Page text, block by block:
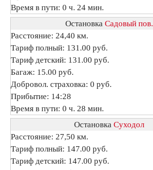
Время в пути: 0 ч. 24 мин.
Остановка Садовый пов.
Расстояние: 24,40 км.
Тариф полный: 131.00 руб.
Тариф детский: 131.00 руб.
Багаж: 15.00 руб.
Добровол. страховка: 0 руб.
Прибытие: 14:28
Время в пути: 0 ч. 28 мин.
Остановка Суходол
Расстояние: 27,50 км.
Тариф полный: 147.00 руб.
Тариф детский: 147.00 руб.